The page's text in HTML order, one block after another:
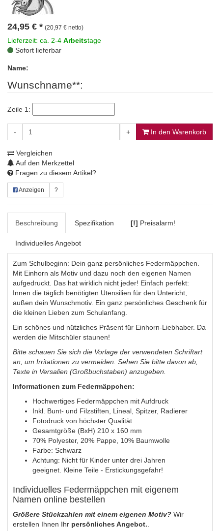
24,95 € * (20,97 € netto)
Lieferzeit: ca. 2-4 Arbeitstage
Sofort lieferbar
Name:
Wunschname**:
Zeile 1:
- + In den Warenkorb
Vergleichen
Auf den Merkzettel
Fragen zu diesem Artikel?
Anzeigen ?
Beschreibung Spezifikation [!] Preisalarm!
Individuelles Angebot
Zum Schulbeginn: Dein ganz persönliches Federmäppchen.
Mit Einhorn als Motiv und dazu noch den eigenen Namen
aufgedruckt. Das hat wirklich nicht jeder! Einfach perfekt:
Innen die täglich benötigten Utensilien für den Untericht,
außen dein Wunschmotiv. Ein ganz persönliches Geschenk für
die kleinen Lieben zum Schulanfang.
Ein schönes und nützliches Präsent für Einhorn-Liebhaber. Da
werden die Mitschüler staunen!
Bitte schauen Sie sich die Vorlage der verwendeten Schriftart
an, um Irritationen zu vermeiden. Sehen Sie bitte davon ab,
Texte in Versalien (Großbuchstaben) anzugeben.
Informationen zum Federmäppchen:
Hochwertiges Federmäppchen mit Aufdruck
Inkl. Bunt- und Filzstiften, Lineal, Spitzer, Radierer
Fotodruck von höchster Qualität
Gesamtgröße (BxH) 210 x 160 mm
70% Polyester, 20% Pappe, 10% Baumwolle
Farbe: Schwarz
Achtung: Nicht für Kinder unter drei Jahren
geeignet. Kleine Teile - Erstickungsgefahr!
Individuelles Federmäppchen mit eigenem
Namen online bestellen
Größere Stückzahlen mit einem eigenen Motiv? Wir
erstellen Ihnen Ihr persönliches Angebot.